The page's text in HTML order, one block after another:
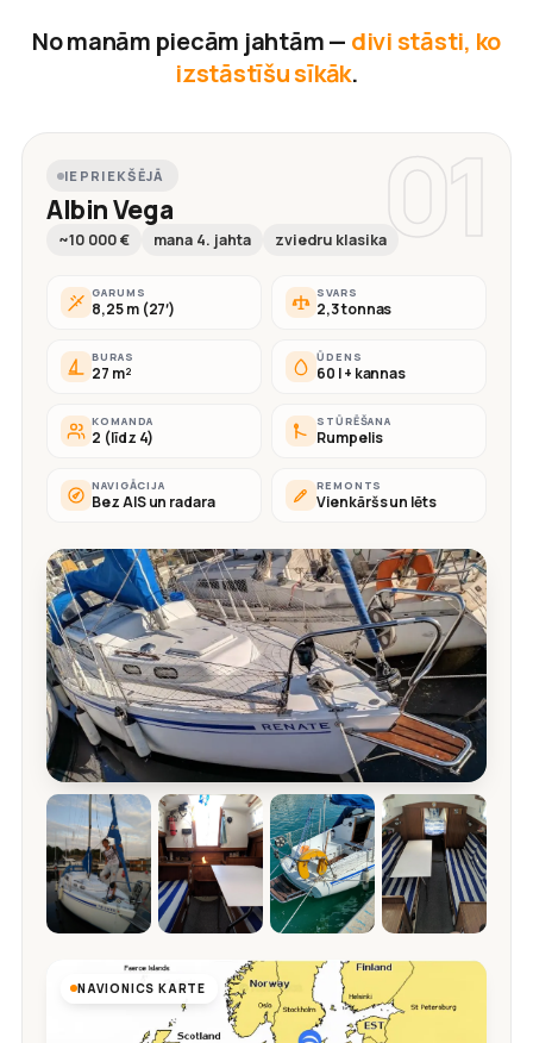
No manām piecām jahtām — divi stāsti, ko
izstāstīšu sīkāk.
01
IEPRIEKŠĒJĀ
Albin Vega
~10 000 € mana 4. jahta zviedru klasika
GARUMS
8,25 m (27′)
SVARS
2,3 tonnas
BURAS
27 m²
ŪDENS
60 l + kannas
KOMANDA
2 (līdz 4)
STŪRĒŠANA
Rumpelis
NAVIGĀCIJA
Bez AIS un radara
REMONTS
Vienkāršs un lēts
NAVIONICS KARTE